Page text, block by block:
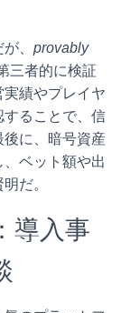
、 provably
三者的に検証
績やプレイヤ
することで、信
に、暗号資産
ベット額や出
だ。
導入事